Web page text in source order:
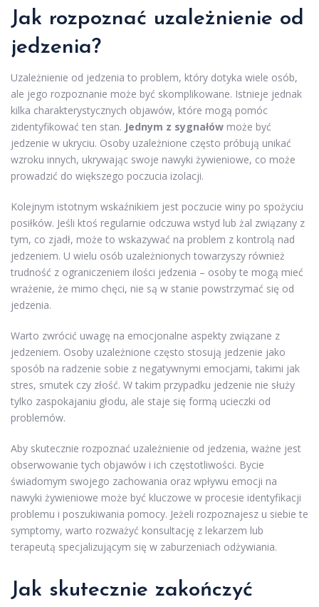
Jak rozpoznać uzależnienie od
jedzenia?
Uzależnienie od jedzenia to problem, który dotyka wiele osób,
ale jego rozpoznanie może być skomplikowane. Istnieje jednak
kilka charakterystycznych objawów, które mogą pomóc
zidentyfikować ten stan. Jednym z sygnałów może być
jedzenie w ukryciu. Osoby uzależnione często próbują unikać
wzroku innych, ukrywając swoje nawyki żywieniowe, co może
prowadzić do większego poczucia izolacji.
Kolejnym istotnym wskaźnikiem jest poczucie winy po spożyciu
posiłków. Jeśli ktoś regularnie odczuwa wstyd lub żal związany z
tym, co zjadł, może to wskazywać na problem z kontrolą nad
jedzeniem. U wielu osób uzależnionych towarzyszy również
trudność z ograniczeniem ilości jedzenia – osoby te mogą mieć
wrażenie, że mimo chęci, nie są w stanie powstrzymać się od
jedzenia.
Warto zwrócić uwagę na emocjonalne aspekty związane z
jedzeniem. Osoby uzależnione często stosują jedzenie jako
sposób na radzenie sobie z negatywnymi emocjami, takimi jak
stres, smutek czy złość. W takim przypadku jedzenie nie służy
tylko zaspokajaniu głodu, ale staje się formą ucieczki od
problemów.
Aby skutecznie rozpoznać uzależnienie od jedzenia, ważne jest
obserwowanie tych objawów i ich częstotliwości. Bycie
świadomym swojego zachowania oraz wpływu emocji na
nawyki żywieniowe może być kluczowe w procesie identyfikacji
problemu i poszukiwania pomocy. Jeżeli rozpoznajesz u siebie te
symptomy, warto rozważyć konsultację z lekarzem lub
terapeutą specjalizującym się w zaburzeniach odżywiania.
Jak skutecznie zakończyć